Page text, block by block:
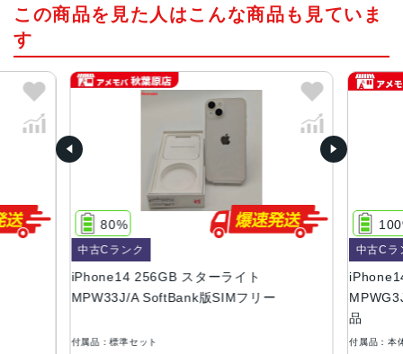
A15 Bionicチップ2つの高性能コアと4つの高効率コアを搭
ミッドナイト、パープル、スターライト、(PRODUCT)RE
D、ブルー
容量
128GB、256GB、512GB
サイズ・重さ
146.7×71.5×7.8mm ・172g
液晶
6.1インチ（対角）オールスクリーンOLEDディスプレイ
この商品を見た人はこんな商品も見ていま
す
iPhone14 256GB スターライト
MPW33J/A SoftBank版SIMフリー
80%
中古Cランク
付属品：標準セット
品
中古Cラ
付属品：本